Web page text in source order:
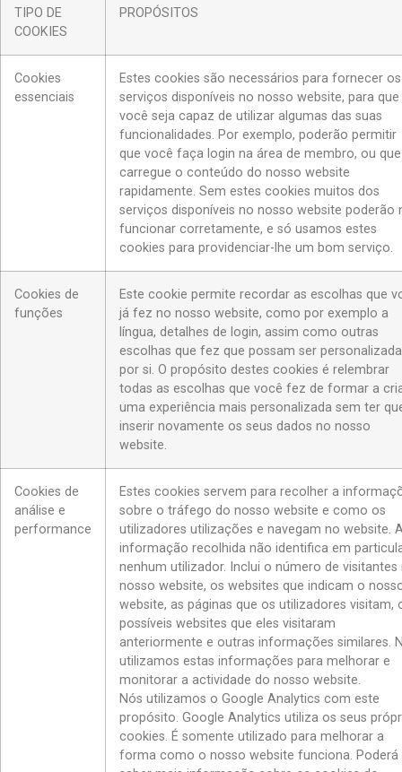
TIPO DE
COOKIES
PROPÓSITOS
Cookies
essenciais
Estes cookies são necessários para fornecer os
serviços disponíveis no nosso website, para que
você seja capaz de utilizar algumas das suas
funcionalidades. Por exemplo, poderão permitir
que você faça login na área de membro, ou que
carregue o conteúdo do nosso website
rapidamente. Sem estes cookies muitos dos
serviços disponíveis no nosso website poderão
funcionar corretamente, e só usamos estes
cookies para providenciar-lhe um bom serviço.
Cookies de
funções
Este cookie permite recordar as escolhas que
já fez no nosso website, como por exemplo a
língua, detalhes de login, assim como outras
escolhas que fez que possam ser
por si. O propósito destes cookies é relembrar
todas as escolhas que você fez de formar a
uma experiência mais personalizada sem ter
inserir novamente os seus dados no nosso
website.
Cookies de
análise e
performance
Estes cookies servem para recolher a
sobre o tráfego do nosso website e como os
utilizadores utilizações e navegam no website.
informação recolhida não identifica em
nenhum utilizador. Inclui o número de visitantes
nosso website, os websites que indicam o
website, as páginas que os utilizadores visitam,
possíveis websites que eles visitaram
anteriormente e outras informações similares.
utilizamos estas informações para melhorar e
monitorar a actividade do nosso website.
Nós utilizamos o Google Analytics com este
propósito. Google Analytics utiliza os seus
cookies. É somente utilizado para melhorar a
forma como o nosso website funciona. Poderá